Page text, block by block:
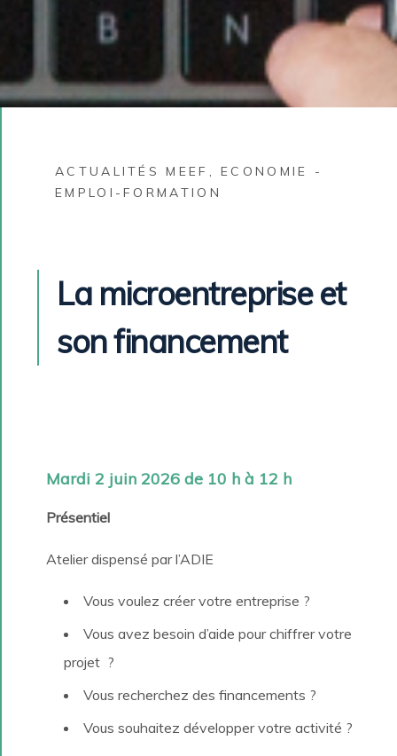
ACTUALITÉS MEEF ,ECONOMIE -
EMPLOI-FORMATION
La microentreprise et
son financement
Mardi 2 juin 2026 de 10 h à 12 h
Présentiel
Atelier dispensé par l’ADIE
Vous voulez créer votre entreprise ?
Vous avez besoin d’aide pour chiffrer votre
projet ?
Vous recherchez des financements ?
Vous souhaitez développer votre activité ?